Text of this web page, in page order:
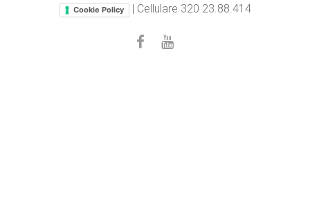
Cookie Policy | Cellulare 320 23.88.414